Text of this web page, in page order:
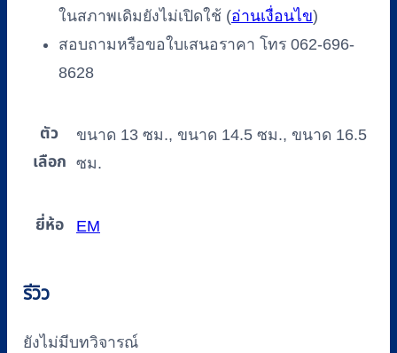
ในสภาพเดิมยังไม่เปิดใช้ (อ่านเงื่อนไข)
สอบถามหรือขอใบเสนอราคา โทร 062-696-
8628
ตัว
เลือก
ขนาด 13 ซม., ขนาด 14.5 ซม., ขนาด 16.5
ซม.
ยี่ห้อ EM
รีวิว
ยังไม่มีบทวิจารณ์